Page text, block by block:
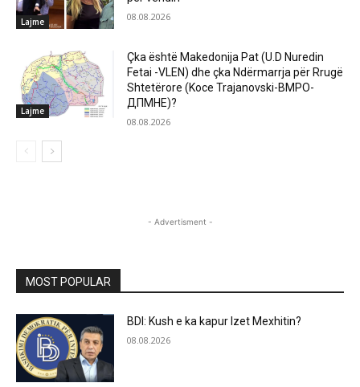
Lajme 08.08.2026
Lajme
Çka është Makedonija Pat (U.D Nuredin
Fetai -VLEN) dhe çka Ndërmarrja për Rrugë
Shtetërore (Koce Trajanovski-ВМРО-
ДПМНЕ)?
08.08.2026
- Advertisment -
MOST POPULAR
BDI: Kush e ka kapur Izet Mexhitin?
08.08.2026